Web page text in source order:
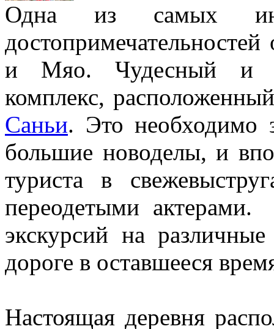
Одна из самых
и Мяо. Чудесный и
комплекс,
Саньи. Это необходимо
большие новоделы, и
туриста в
переодетыми
экскурсий на
дороге в оставшееся
Настоящая деревня